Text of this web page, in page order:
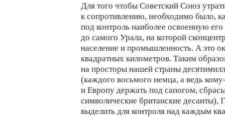
Для того чтобы Советский Союз
к сопротивлению, необходимо было,
под контроль наиболее освоенную его
до самого Урала, на которой
население и промышленность. А это
квадратных километров. Таким
на просторы нашей страны
(каждого восьмого немца, а ведь
и Европу держать под сапогом,
символические британские десанты),
выделить для контроля над каждым